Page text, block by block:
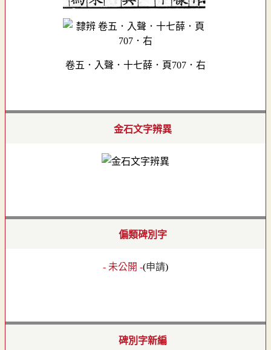
卷五．入聲．十七薛．頁707．右
金石文字辨異
偏類碑別字
- 未公開 -(申請)
碑別字新編